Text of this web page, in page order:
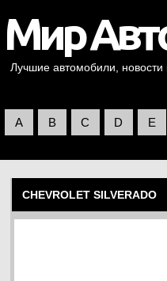
Лучшие автомобили, новости
A B C D E
CHEVROLET SILVERADO